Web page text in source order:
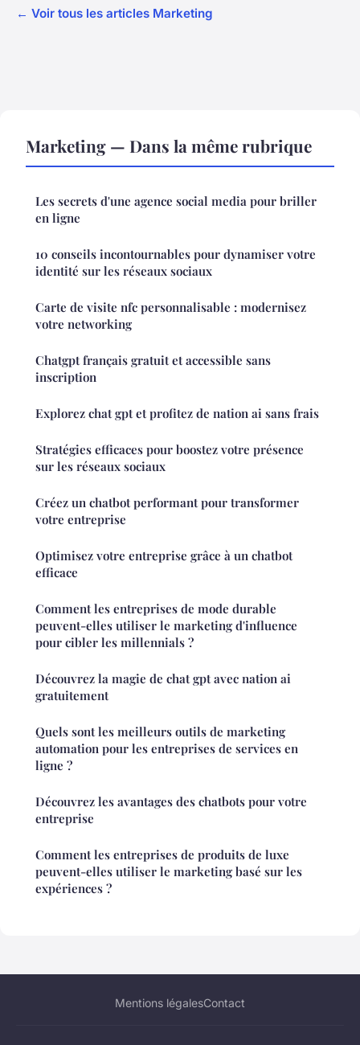
← Voir tous les articles Marketing
Marketing — Dans la même rubrique
Les secrets d'une agence social media pour briller
en ligne
10 conseils incontournables pour dynamiser votre
identité sur les réseaux sociaux
Carte de visite nfc personnalisable : modernisez
votre networking
Chatgpt français gratuit et accessible sans
inscription
Explorez chat gpt et profitez de nation ai sans frais
Stratégies efficaces pour boostez votre présence
sur les réseaux sociaux
Créez un chatbot performant pour transformer
votre entreprise
Optimisez votre entreprise grâce à un chatbot
efficace
Comment les entreprises de mode durable
peuvent-elles utiliser le marketing d'influence
pour cibler les millennials ?
Découvrez la magie de chat gpt avec nation ai
gratuitement
Quels sont les meilleurs outils de marketing
automation pour les entreprises de services en
ligne ?
Découvrez les avantages des chatbots pour votre
entreprise
Comment les entreprises de produits de luxe
peuvent-elles utiliser le marketing basé sur les
expériences ?
Mentions légalesContact